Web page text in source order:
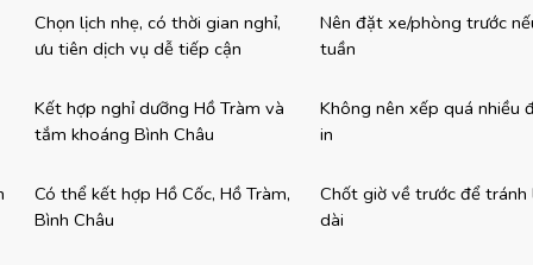
Chọn lịch nhẹ, có thời gian nghỉ,
ưu tiên dịch vụ dễ tiếp cận
Nên đặt xe/phòng trước
tuần
Kết hợp nghỉ dưỡng Hồ Tràm và
tắm khoáng Bình Châu
Không nên xếp quá nhiều
in
Có thể kết hợp Hồ Cốc, Hồ Tràm,
Bình Châu
Chốt giờ về trước để tránh
dài